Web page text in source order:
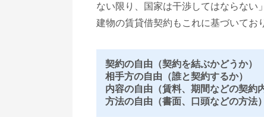
ない限り、国家は干渉してはならない
建物の賃貸借契約もこれに基づいてお
契約の自由（契約を結ぶかどうか）
相手方の自由（誰と契約するか）
内容の自由（賃料、期間などの契約
方法の自由（書面、口頭などの方法）